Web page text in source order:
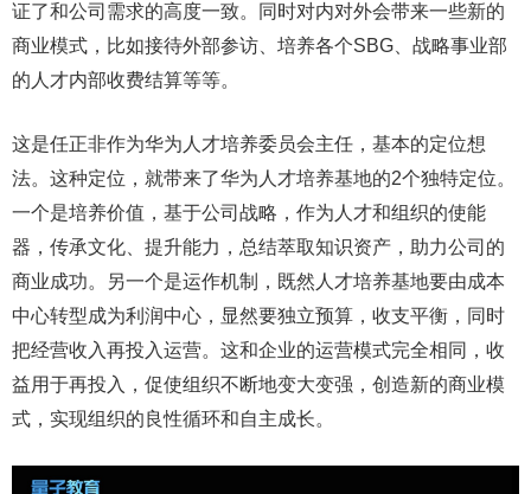
证了和公司需求的高度一致。同时对内对外会带来一些新的
商业模式，比如接待外部参访、培养各个SBG、战略事业部
的人才内部收费结算等等。
这是任正非作为华为人才培养委员会主任，基本的定位想
法。这种定位，就带来了华为人才培养基地的2个独特定位。
一个是培养价值，基于公司战略，作为人才和组织的使能
器，传承文化、提升能力，总结萃取知识资产，助力公司的
商业成功。另一个是运作机制，既然人才培养基地要由成本
中心转型成为利润中心，显然要独立预算，收支平衡，同时
把经营收入再投入运营。这和企业的运营模式完全相同，收
益用于再投入，促使组织不断地变大变强，创造新的商业模
式，实现组织的良性循环和自主成长。